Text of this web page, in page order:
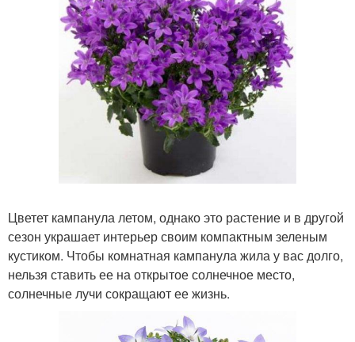
Цветет кампанула летом, однако это растение и в другой
сезон украшает интерьер своим компактным зеленым
кустиком. Чтобы комнатная кампанула жила у вас долго,
нельзя ставить ее на открытое солнечное место,
солнечные лучи сокращают ее жизнь.